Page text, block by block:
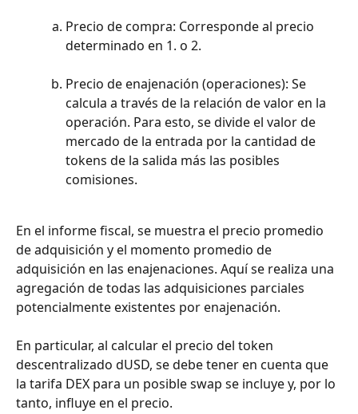
Precio de compra: Corresponde al precio
determinado en 1. o 2.
Precio de enajenación (operaciones): Se
calcula a través de la relación de valor en la
operación. Para esto, se divide el valor de
mercado de la entrada por la cantidad de
tokens de la salida más las posibles
comisiones.
En el informe fiscal, se muestra el precio promedio
de adquisición y el momento promedio de
adquisición en las enajenaciones. Aquí se realiza una
agregación de todas las adquisiciones parciales
potencialmente existentes por enajenación.
En particular, al calcular el precio del token
descentralizado dUSD, se debe tener en cuenta que
la tarifa DEX para un posible swap se incluye y, por lo
tanto, influye en el precio.